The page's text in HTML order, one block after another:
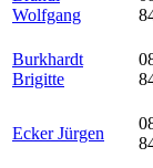
Wolfgang
Burkhardt
Brigitte
Ecker Jürgen